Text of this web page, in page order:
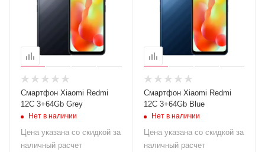
Смартфон Xiaomi Redmi
12C 3+64Gb Grey
Нет в наличии
Цена указана со скидкой за
наличный расчет
Смартфон Xiaomi Redmi
12C 3+64Gb Blue
Нет в наличии
Цена указана со скидкой за
наличный расчет